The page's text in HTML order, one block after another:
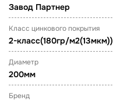
Завод Партнер
Класс цинкового покрытия
2-класс(180гр/м2(13мкм))
Диаметр
200мм
Бренд